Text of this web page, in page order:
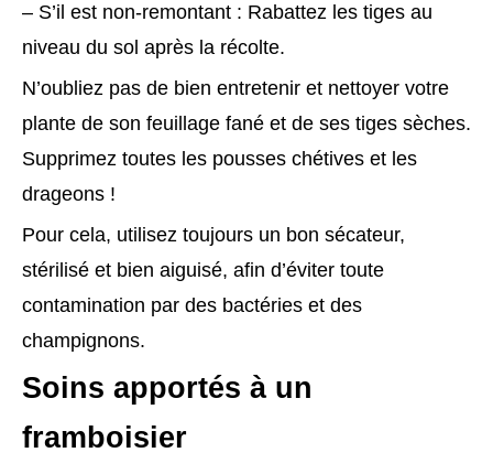
– S’il est non-remontant : Rabattez les tiges au
niveau du sol après la récolte.
N’oubliez pas de bien entretenir et nettoyer votre
plante de son feuillage fané et de ses tiges sèches.
Supprimez toutes les pousses chétives et les
drageons !
Pour cela, utilisez toujours un bon sécateur,
stérilisé et bien aiguisé, afin d’éviter toute
contamination par des bactéries et des
champignons.
Soins apportés à un
framboisier